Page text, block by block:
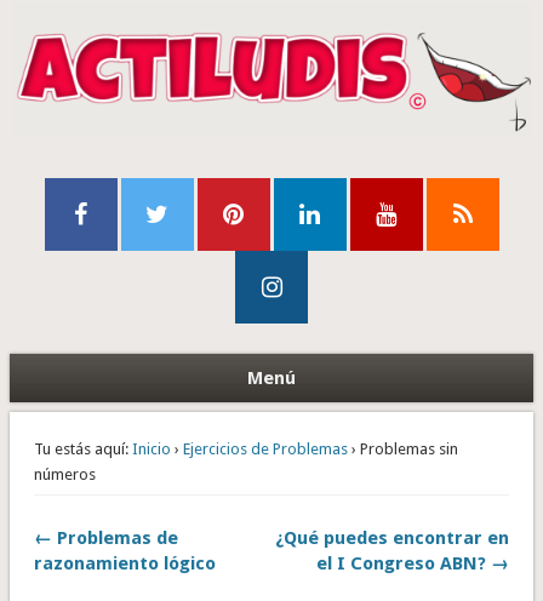
Menú
Tu estás aquí: Inicio › Ejercicios de Problemas› Problemas sin
números
← Problemas de
razonamiento lógico
¿Qué puedes encontrar en
el I Congreso ABN? →